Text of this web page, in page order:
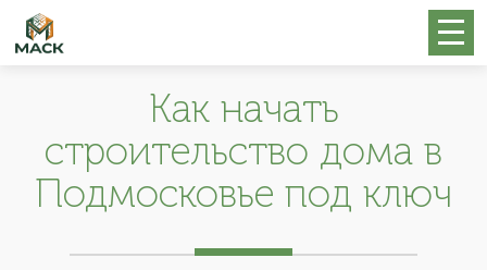
Как начать
строительство дома в
Подмосковье под ключ